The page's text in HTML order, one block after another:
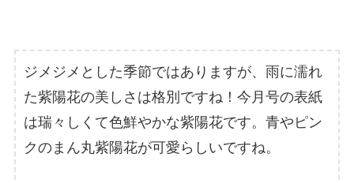
ジメジメとした季節ではありますが、雨に濡れ
た紫陽花の美しさは格別ですね！今月号の表紙
は瑞々しくて色鮮やかな紫陽花です。青やピン
クのまん丸紫陽花が可愛らしいですね。